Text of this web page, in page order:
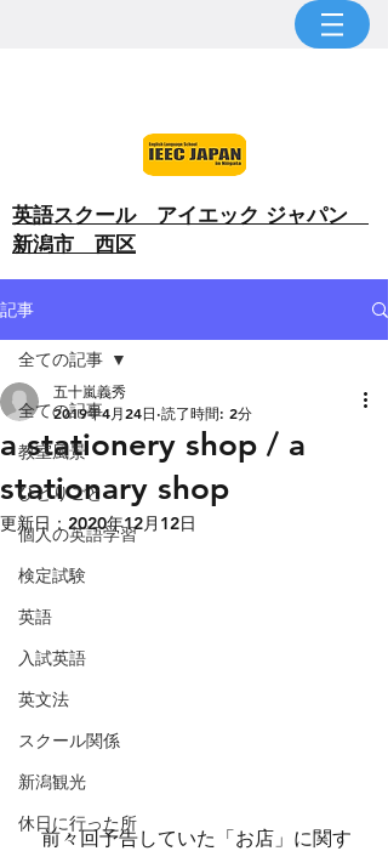
​英語スクール アイエック ジャパン
新潟市 西区
記事
全ての記事
教室風景
ひとりごと
個人の英語学習
検定試験
英語
入試英語
英文法
スクール関係
新潟観光
休日に行った所
全ての記事
a stationery shop / a
stationary shop
五十嵐義秀
2019年4月24日 読了時間: 2分
更新日： 2020年12月12日
前々回予告していた「お店」に関す